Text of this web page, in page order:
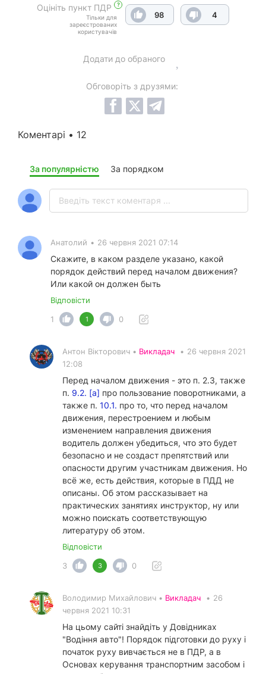
Оцініть пункт ПДР ?
Тільки для
зареєстрованих
користувачів
98 4
Додати до обраного
Обговоріть з друзями:
Коментарі • 12
За популярністю За порядком
Анатолий • 26 червня 2021 07:14
Скажите, в каком разделе указано, какой
порядок действий перед началом движения?
Или какой он должен быть
Відповісти
1
1 0
Антон Вікторович • Викладач • 26 червня 2021
12:08
Перед началом движения - это п. 2.3, также
п. 9.2. [а] про пользование поворотниками, а
также п. 10.1. про то, что перед началом
движения, перестроением и любым
изменением направления движения
водитель должен убедиться, что это будет
безопасно и не создаст препятствий или
опасности другим участникам движения. Но
всё же, есть действия, которые в ПДД не
описаны. Об этом рассказывает на
практических занятиях инструктор, ну или
можно поискать соответствующую
литературу об этом.
Відповісти
3
3 0
Володимир Михайлович • Викладач • 26
червня 2021 10:31
На цьому сайті знайдіть у Довідниках
"Водіння авто"! Порядок підготовки до руху і
початок руху вивчається не в ПДР, а в
Основах керування транспортним засобом і